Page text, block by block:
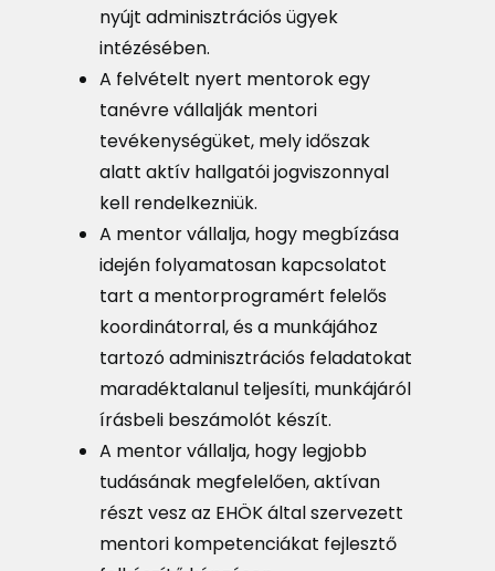
nyújt adminisztrációs ügyek
intézésében.
A felvételt nyert mentorok egy
tanévre vállalják mentori
tevékenységüket, mely időszak
alatt aktív hallgatói jogviszonnyal
kell rendelkezniük.
A mentor vállalja, hogy megbízása
idején folyamatosan kapcsolatot
tart a mentorprogramért felelős
koordinátorral, és a munkájához
tartozó adminisztrációs feladatokat
maradéktalanul teljesíti, munkájáról
írásbeli beszámolót készít.
A mentor vállalja, hogy legjobb
tudásának megfelelően, aktívan
részt vesz az EHÖK által szervezett
mentori kompetenciákat fejlesztő